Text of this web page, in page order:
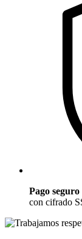
Pago seguro
con cifrado